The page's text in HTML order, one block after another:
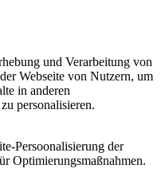
und Verarbeitung von
Webseite von Nutzern, um
in anderen
personalisieren.
Persoonalisierung der
Optimierungsmaßnahmen.